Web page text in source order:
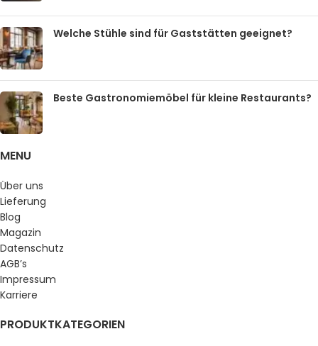
Welche Stühle sind für Gaststätten geeignet?
Beste Gastronomiemöbel für kleine Restaurants?
MENU
Über uns
Lieferung
Blog
Magazin
Datenschutz
AGB’s
Impressum
Karriere
PRODUKTKATEGORIEN